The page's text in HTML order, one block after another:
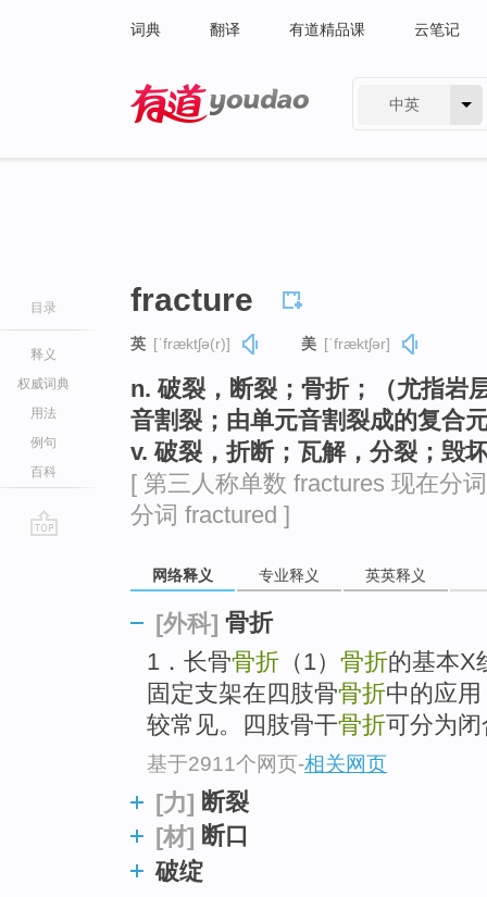
词典 翻译 有道精品课 云笔记
中英
目录
释义
权威词典
用法
例句
百科
fracture
英 [ˈfræktʃə(r)] 美 [ˈfræktʃər]
n. 破裂，断裂；骨折；（尤指岩
音割裂；由单元音割裂成的复合
v. 破裂，折断；瓦解，分裂；
[ 第三人称单数 fractures 现在分
分词 fractured ]
网络释义 专业释义 英英释义
[外科] 骨折
1．长骨骨折 （1） 骨折的基本X
固定支架在四肢骨骨折中的应
较常见。四肢骨干骨折可分为
基于2911个网页-相关网页
[力] 断裂
[材] 断口
破绽